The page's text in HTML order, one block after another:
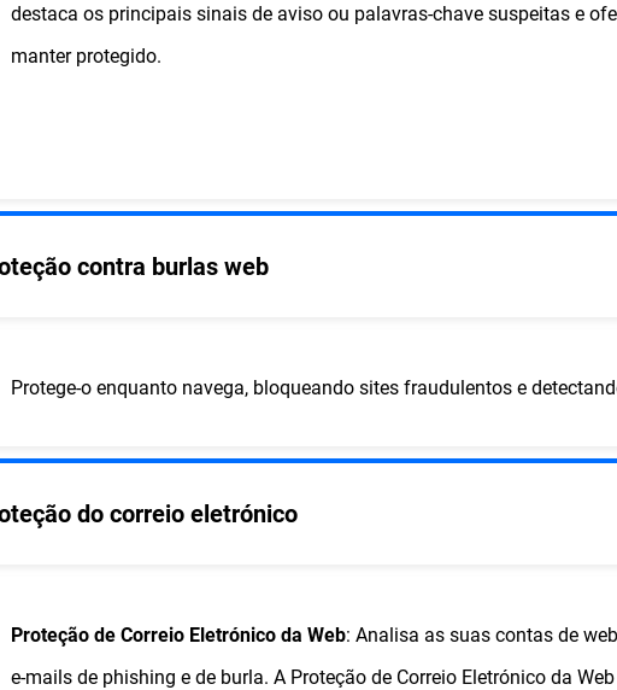
destaca os principais sinais de aviso ou palavras-chave suspeitas e
manter protegido.
contra burlas web
Protege-o enquanto navega, bloqueando sites fraudulentos e
do correio eletrónico
Proteção de Correio Eletrónico da Web: Analisa as suas contas de
e-mails de phishing e de burla. A Proteção de Correio Eletrónico da